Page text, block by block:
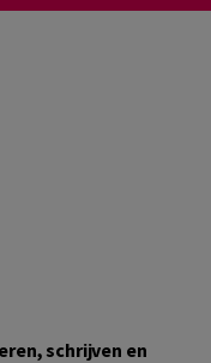
schrijven en